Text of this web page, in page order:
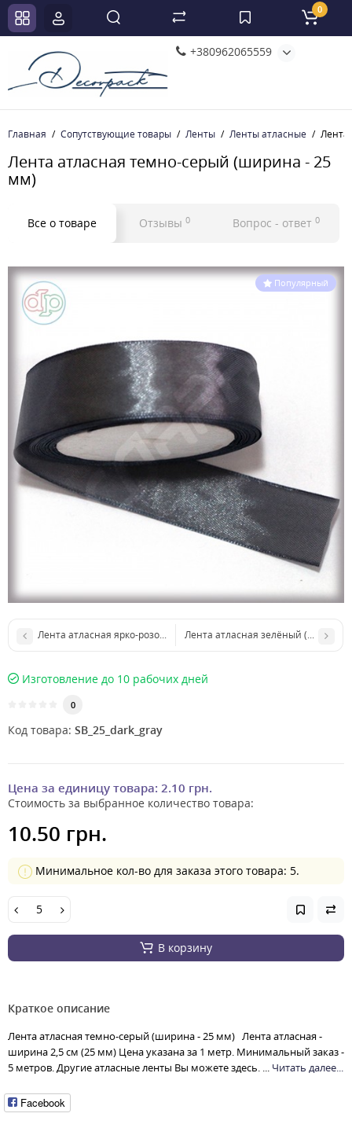
+380962065559
0
Главная Сопутствующие товары Ленты Ленты атласные Лента
Лента атласная темно-серый (ширина - 25
мм)
Все о товаре Отзывы 0 Вопрос - ответ 0
Популярный
Лента атласная ярко-розовый (ширина - 12 мм)Лента атласная зелёный (ширина
Изготовление до 10 рабочих дней
0
Код товара: SB_25_dark_gray
Цена за единицу товара: 2.10 грн.
Стоимость за выбранное количество товара:
10.50 грн.
Минимальное кол-во для заказа этого товара: 5.
В корзину
Краткое описание
Лента атласная темно-серый (ширина - 25 мм) Лента атласная -
ширина 2,5 см (25 мм) Цена указана за 1 метр. Минимальный заказ -
5 метров. Другие атласные ленты Вы можете здесь. ... Читать далее...
Facebook